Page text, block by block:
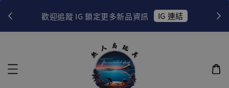
歡迎追蹤 IG 鎖定更多新品資訊 IG 連結